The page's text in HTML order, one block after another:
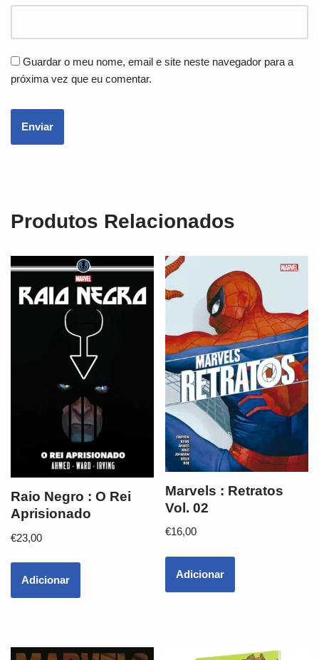
Guardar o meu nome, email e site neste navegador para a
próxima vez que eu comentar.
Produtos Relacionados
Raio Negro : O Rei
Aprisionado
€23,00
Adicionar
Marvels : Retratos
Vol. 02
€16,00
Adicionar